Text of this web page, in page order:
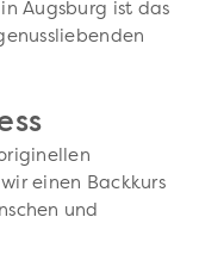
Augsburg ist das
einen Backkurs
und